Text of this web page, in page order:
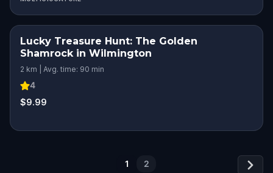
Lucky Treasure Hunt: The Golden
Shamrock in Wilmington
2 km | Avg. time: 90 min
4
$9.99
1 2